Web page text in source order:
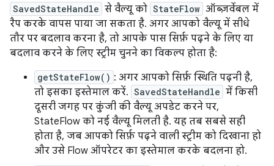
SavedStateHandle से वैल्यू को StateFlow ऑब्ज़र्वेबल में
रैप करके वापस पाया जा सकता है. अगर आपको वैल्यू में सीधे
तौर पर बदलाव करना है, तो आपके पास सिर्फ़ पढ़ने के लिए या
बदलाव करने के लिए स्ट्रीम चुनने का विकल्प होता है:
getStateFlow() : अगर आपको सिर्फ़ स्थिति पढ़नी है,
तो इसका इस्तेमाल करें. SavedStateHandle में किसी
दूसरी जगह पर कुंजी की वैल्यू अपडेट करने पर,
StateFlow को नई वैल्यू मिलती है. यह तब सबसे सही
होता है, जब आपको सिर्फ़ पढ़ने वाली स्ट्रीम को दिखाना हो
और उसे Flow ऑपरेटर का इस्तेमाल करके बदलना हो.